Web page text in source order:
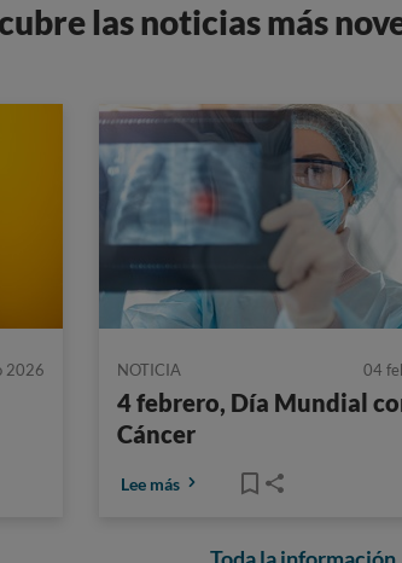
las noticias más
2026 NOTICIA 04
4 febrero, Día Mundial
Cáncer
Lee más